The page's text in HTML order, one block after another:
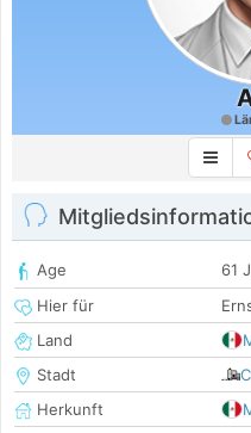
Age
61
Hier für
Land
Stadt
Herkunft